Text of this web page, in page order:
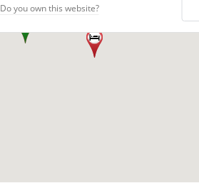
Do you own this website?